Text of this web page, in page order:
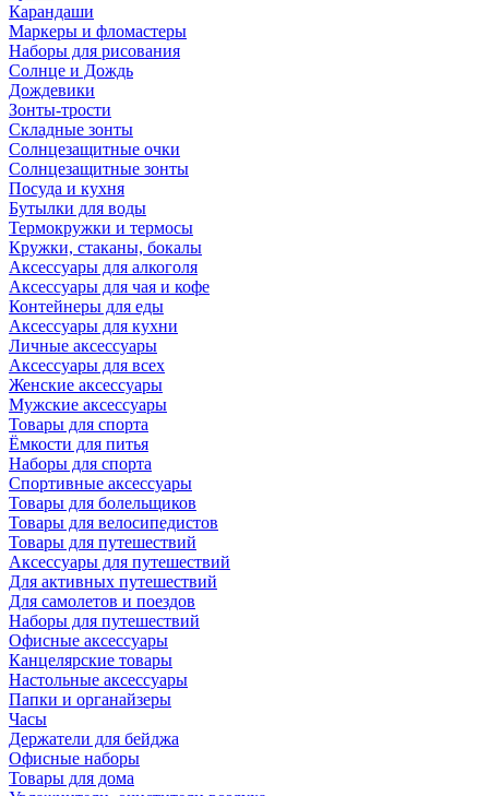
Карандаши
Маркеры и фломастеры
Наборы для рисования
Солнце и Дождь
Дождевики
Зонты-трости
Складные зонты
Солнцезащитные очки
Солнцезащитные зонты
Посуда и кухня
Бутылки для воды
Термокружки и термосы
Кружки, стаканы, бокалы
Аксессуары для алкоголя
Аксессуары для чая и кофе
Контейнеры для еды
Аксессуары для кухни
Личные аксессуары
Аксессуары для всех
Женские аксессуары
Мужские аксессуары
Товары для спорта
Ёмкости для питья
Наборы для спорта
Спортивные аксессуары
Товары для болельщиков
Товары для велосипедистов
Товары для путешествий
Аксессуары для путешествий
Для активных путешествий
Для самолетов и поездов
Наборы для путешествий
Офисные аксессуары
Канцелярские товары
Настольные аксессуары
Папки и органайзеры
Часы
Держатели для бейджа
Офисные наборы
Товары для дома